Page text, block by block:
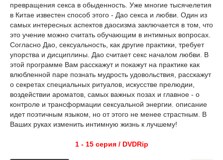
превращения секса в обыденность. Уже многие тысячелетия
в Китае известен способ этого - Дао секса и любви. Один из
самых интересных аспектов даосизма заключается в том, что
это учение можно считать обучающим в интимных вопросах.
Согласно Дао, сексуальность, как другие практики, требует
упорства и дисциплины. Дао считает секс началом любви. В
этой программе Вам расскажут и покажут на практике как
влюбленной паре познать мудрость удовольствия, расскажут
о секретах специальных ритуалов, искусстве прелюдии,
воздействии ароматов, самых важных позах и главное - о
контроле и трансформации сексуальной энергии. описание
идет поэтичным языком, но от этого не менее страстным. В
Ваших руках изменить интимную жизнь к лучшему!
1 - 15 серия / DVDRip